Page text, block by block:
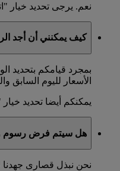
نعم. يرجى تحديد خيار
كيف يمكنني أن أجد
بمجرد قيامكم بتحديد
الأسعار لليوم السابق
يمكنكم أيضا تحديد
هل سيتم فرض رسوم
نحن نبذل قصارى جهدنا